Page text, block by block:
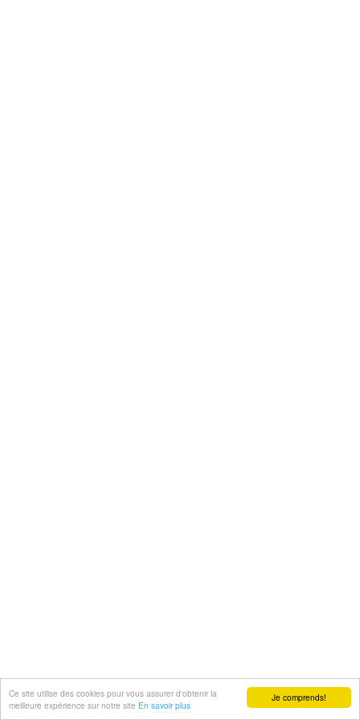
Je comprends!
Ce site utilise des cookies pour vous assurer d'obtenir la
meilleure expérience sur notre site En savoir plus